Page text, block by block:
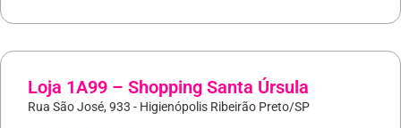
Loja 1A99 – Shopping Santa Úrsula
Rua São José, 933 - Higienópolis Ribeirão Preto/SP